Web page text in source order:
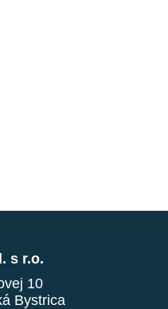
s r.o.
10
Bystrica